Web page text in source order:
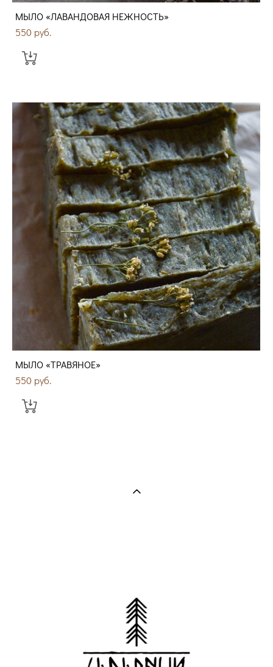
МЫЛО «ЛАВАНДОВАЯ НЕЖНОСТЬ»
550 pуб.
МЫЛО «ТРАВЯНОЕ»
550 pуб.